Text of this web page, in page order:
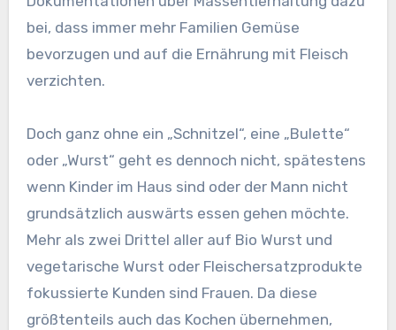
bei, dass immer mehr Familien Gemüse
bevorzugen und auf die Ernährung mit Fleisch
verzichten.
Doch ganz ohne ein „Schnitzel“, eine „Bulette“
oder „Wurst“ geht es dennoch nicht, spätestens
wenn Kinder im Haus sind oder der Mann nicht
grundsätzlich auswärts essen gehen möchte.
Mehr als zwei Drittel aller auf Bio Wurst und
vegetarische Wurst oder Fleischersatzprodukte
fokussierte Kunden sind Frauen. Da diese
größtenteils auch das Kochen übernehmen,